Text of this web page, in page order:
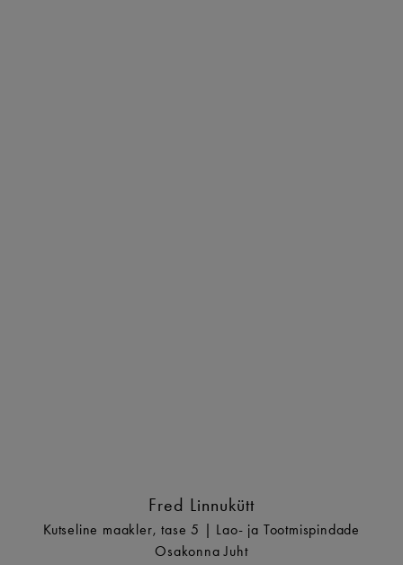
Fred Linnukütt
Kutseline maakler, tase 5 | Lao- ja Tootmispindade
Osakonna Juht